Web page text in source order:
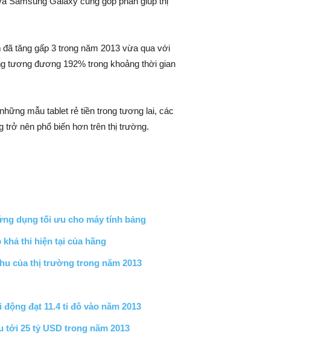
tăng gấp 3 trong năm 2013 vừa qua với
tương đương 192% trong khoảng thời gian
mẫu tablet rẻ tiền trong tương lai, các
trở nên phổ biến hơn trên thị trường.
dụng tối ưu cho máy tính bảng
thi hiện tại của hãng
của thị trường trong năm 2013
đạt 11.4 tỉ đô vào năm 2013
25 tỷ USD trong năm 2013